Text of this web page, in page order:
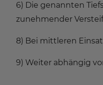
6) Die genannten
zunehmender
8) Bei mittleren
9) Weiter abhängig